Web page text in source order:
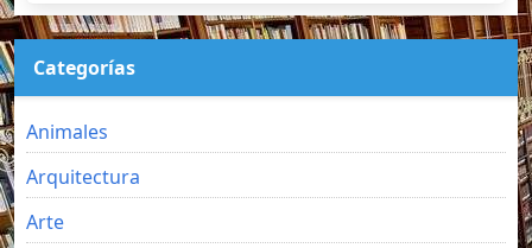
Categorías
Animales
Arquitectura
Arte